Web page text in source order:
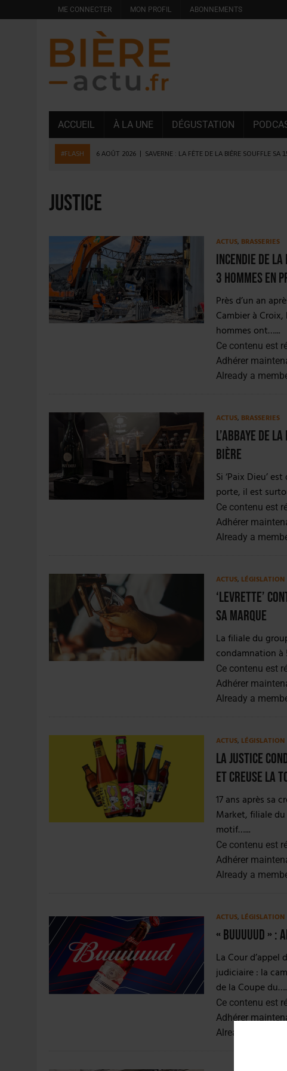
ME CONNECTER MON PROFIL ABONNEMENTS
ACCUEIL À LA UNE DÉGUSTATION
#FLASH 6 AOÛT 2026 SAVERNE : LA FÊTE DE LA BIÈRE SOUFFLE SA
5 AOÛT 2026
4 AOÛT 2026
3 AOÛT 2026 | CONSOMMATION : LA VISION DU GROUPE ANTHONY
31 JUILLET 2026 PODCAST – BRASSERIE SAINTE COLOMBE, 30 ANS,
7 AOÛT 2026 | LA GRANDE RÉSERVE 2026 CÉLÈBRE LES 70 ANS DE LA
justice
ACTUS, BRASSERIES
Incendie de
3 hommes en
Près d’un an
Cambier à
hommes ont…...
Ce contenu est
Adhérer
Already a
ACTUS, BRASSERIES
L’abbaye de
bière
Si ‘Paix Dieu’
porte, il est
Ce contenu est
Adhérer
Already a
ACTUS, LÉGISLATION
‘Levrette’
sa marque
La filiale du
condamnation à
Ce contenu est
Adhérer
Already a
ACTUS, LÉGISLATION
La justice
et creuse la
17 ans après sa
Market, filiale
motif…...
Ce contenu est
Adhérer
Already a
ACTUS, LÉGISLATION
« Buuuuud » :
La Cour
judiciaire : la
de la Coupe
Ce contenu est
Adhérer
Already a